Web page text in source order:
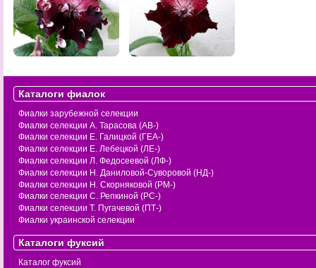
Каталоги фиалок
Фиалки зарубежной селекции
Фиалки селекции А. Тарасова (АВ-)
Фиалки селекции Е. Галицкой (ГЕА-)
Фиалки селекции Е. Лебецкой (ЛЕ-)
Фиалки селекции Л. Федосеевой (ЛФ-)
Фиалки селекции Н. Даниловой-Суворовой (НД-)
Фиалки селекции Н. Скорняковой (РМ-)
Фиалки селекции С. Репкиной (РС-)
Фиалки селекции Т. Пугачевой (ПТ-)
Фиалки украинской селекции
Каталоги фуксий
Каталог фуксий